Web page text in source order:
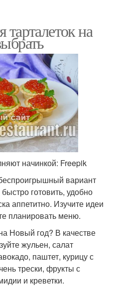
на
начинкой: Freepik
вариант
готовить, удобно
аппетитно. Изучите идеи
планировать меню.
Новый год? В качестве
жульен, салат
паштет, курицу с
трески, фрукты с
и креветки.